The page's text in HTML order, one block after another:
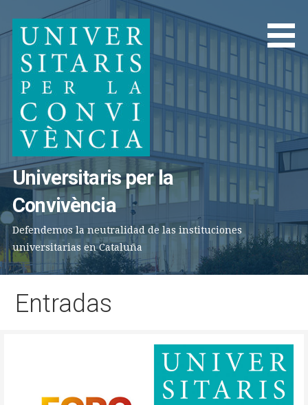
contenido
Universitaris per la
Convivència
Defendemos la neutralidad de las instituciones
universitarias en Cataluña
Entradas